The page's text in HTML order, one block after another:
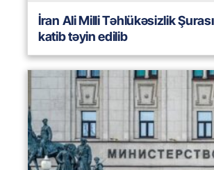
İran Ali Milli Təhlükəsizlik
katib təyin edilib